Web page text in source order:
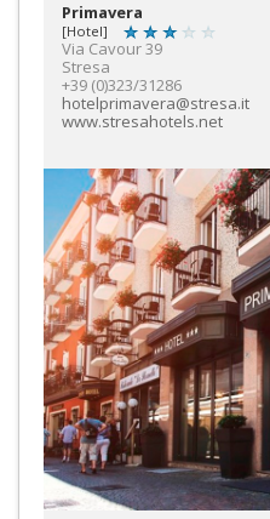
Primavera
[Hotel]
Via Cavour 39
Stresa
+39 (0)323/31286
hotelprimavera@stresa.it
www.stresahotels.net